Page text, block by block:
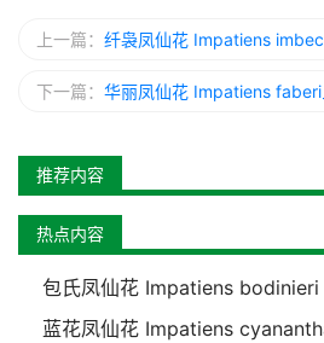
上一篇： 纤袅凤仙花 Impatiens
下一篇： 华丽凤仙花 Impatiens
推荐内容
热点内容
包氏凤仙花 Impatiens bodinieri
蓝花凤仙花 Impatiens